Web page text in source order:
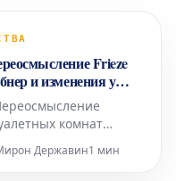
Frieze
и изменения у
комнат
туалетных
Мирон Державин1 мин